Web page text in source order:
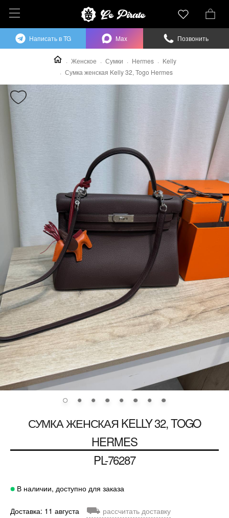
Женское Сумки Hermes
Kelly
Сумка женская Kelly 32, Togo Hermes
СУМКА ЖЕНСКАЯ KELLY 32, TOGO
HERMES
PL-76287
В наличии, доступно для заказа
Доставка: 11 августа ⛟ рассчитать доставку
Написать в TG Max Позвонить